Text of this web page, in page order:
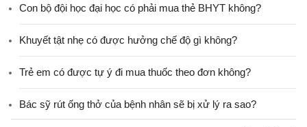
Con bộ đội học đại học có phải mua thẻ BHYT không?
Khuyết tật nhẹ có được hưởng chế độ gì không?
Trẻ em có được tự ý đi mua thuốc theo đơn không?
Bác sỹ rút ống thở của bệnh nhân sẽ bị xử lý ra sao?